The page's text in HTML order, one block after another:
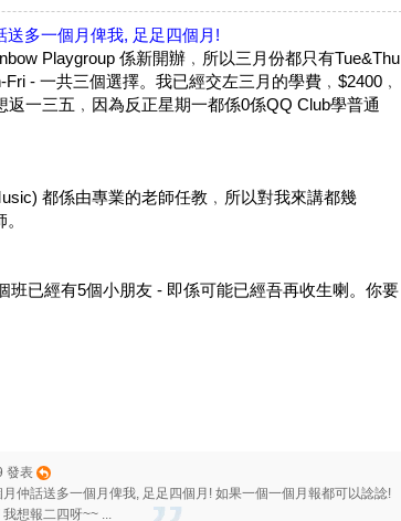
多一個月俾我, 足足四個月!
Playgroup 係新開辦﹐所以三月份都只有Tue&Thu
- 一共三個選擇。我已經交左三月的學費﹐$2400﹐
一三五﹐因為反正星期一都係0係QQ Club學普通
都係由專業的老師任教﹐所以對我來講都幾
班已經有5個小朋友 - 即係可能已經吾再收生喇。你要
發表
仲話送多一個月俾我, 足足四個月! 如果一個一個月報都可以諗諗!
想報二四呀~~ ...